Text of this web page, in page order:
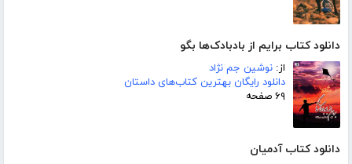
دانلود کتاب برایم از بادبادک‌ها بگو
از: نوشین جم نژاد
دانلود رایگان بهترین کتاب‌های داستان
۶۹ صفحه
دانلود کتاب آدمیان